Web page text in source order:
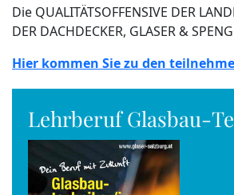
Die QUALITÄTSOFFENSIVE DER
DER DACHDECKER, GLASER &
Hier kommen Sie zu den
Lehrberuf Glasbau-